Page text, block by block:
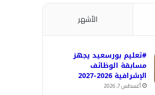
الأشهر
#تعليم بورسعيد يجهز
مسابقة الوظائف
الإشرافية 2026-2027
أغسطس 7, 2026